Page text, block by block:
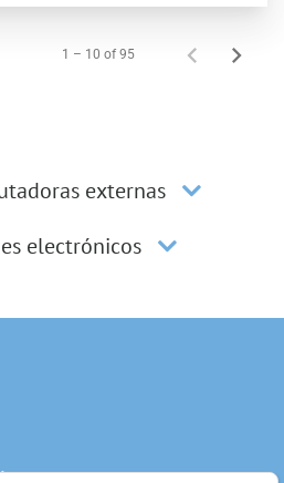
1 – 10 of 95
externas
electrónicos